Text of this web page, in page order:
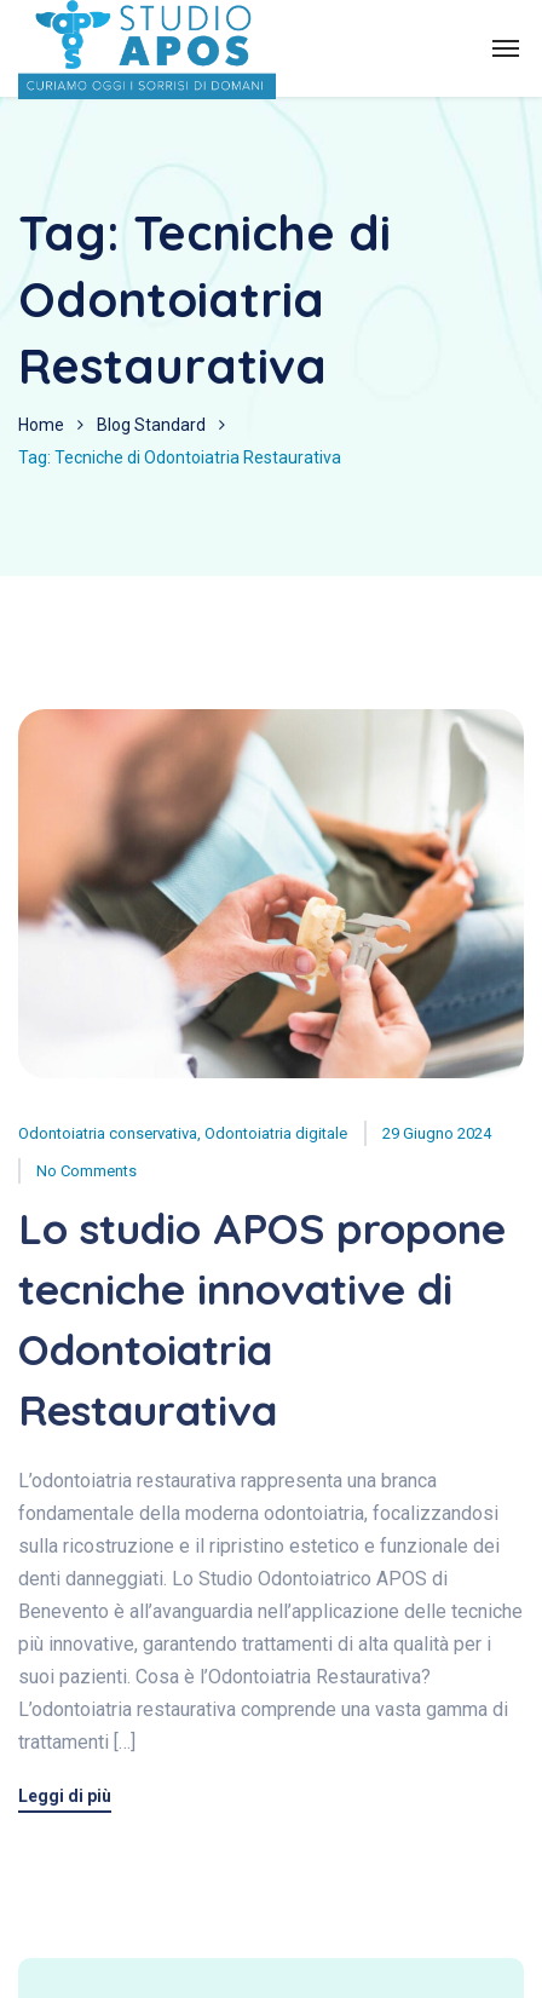
Tag: Tecniche di
Odontoiatria
Restaurativa
Home
Blog Standard
Tag: Tecniche di Odontoiatria Restaurativa
Odontoiatria conservativa, Odontoiatria digitale 29 Giugno 2024
No Comments
Lo studio APOS propone
tecniche innovative di
Odontoiatria
Restaurativa
L’odontoiatria restaurativa rappresenta una branca
fondamentale della moderna odontoiatria, focalizzandosi
sulla ricostruzione e il ripristino estetico e funzionale dei
denti danneggiati. Lo Studio Odontoiatrico APOS di
Benevento è all’avanguardia nell’applicazione delle tecniche
più innovative, garantendo trattamenti di alta qualità per i
suoi pazienti. Cosa è l’Odontoiatria Restaurativa?
L’odontoiatria restaurativa comprende una vasta gamma di
trattamenti […]
Leggi di più